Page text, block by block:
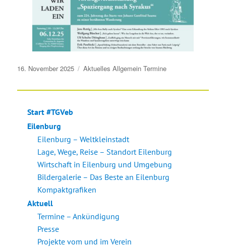
Veröffentlicht
16. November 2025 Aktuelles Allgemein Termine
Start #TGVeb
Eilenburg
Eilenburg – Weltkleinstadt
Lage, Wege, Reise – Standort Eilenburg
Wirtschaft in Eilenburg und Umgebung
Bildergalerie – Das Beste an Eilenburg
Kompaktgrafiken
Aktuell
Termine – Ankündigung
Presse
Projekte vom und im Verein